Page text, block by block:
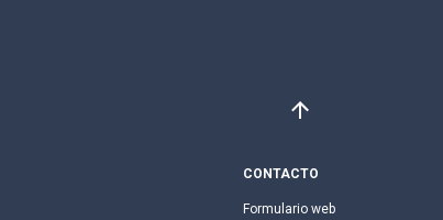
CONTACTO
Formulario web